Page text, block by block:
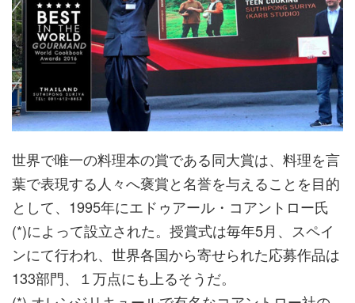
世界で唯一の料理本の賞である同大賞は、料理を言
葉で表現する人々へ褒賞と名誉を与えることを目的
として、1995年にエドゥアール・コアントロー氏
(*)によって設立された。授賞式は毎年5月、スペイ
ンにて行われ、世界各国から寄せられた応募作品は
133部門、１万点にも上るそうだ。